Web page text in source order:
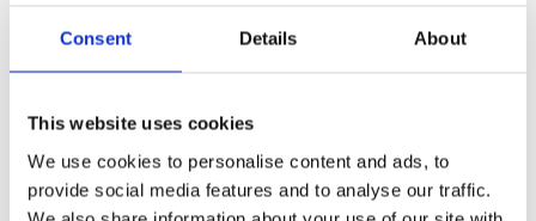
Consent Details About
This website uses cookies
We use cookies to personalise content and ads, to
provide social media features and to analyse our traffic.